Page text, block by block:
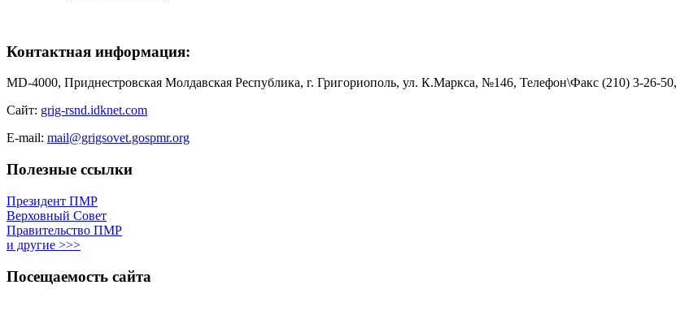
Контактная информация:
MD-4000, Приднестровская Молдавская Республика, г. Григориополь, ул. К.Маркса, №146, Телефон\Факс (210) 3-26-50,
Сайт: grig-rsnd.idknet.com
E-mail: mail@grigsovet.gospmr.org
Полезные ссылки
Президент ПМР
Верховный Совет
Правительство ПМР
и другие >>>
Посещаемость сайта